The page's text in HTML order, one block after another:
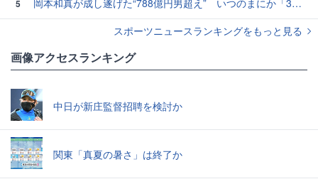
5
岡本和真が成し遂げた“788億円男超え” いつのまにか「3位」…見据える球団記録更新
スポーツニュースランキングをもっと見る
画像アクセスランキング
中日が新庄監督招聘を検討か
関東「真夏の暑さ」は終了か